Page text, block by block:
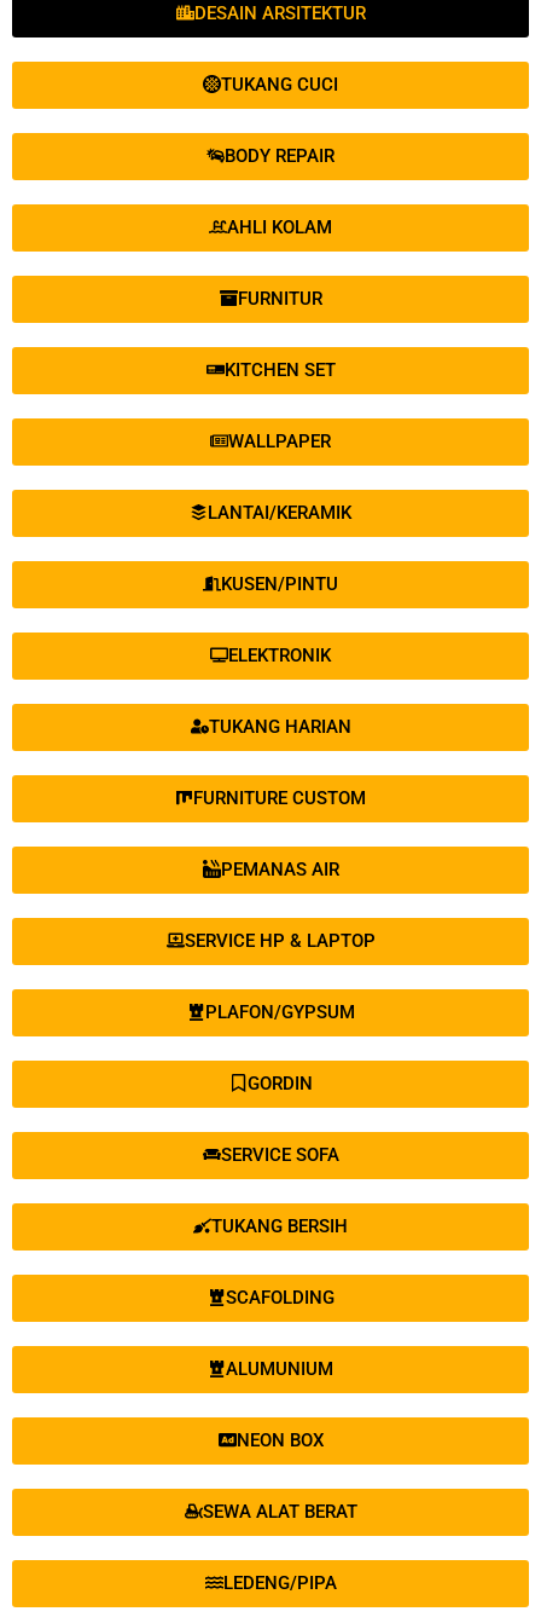
DESAIN ARSITEKTUR
TUKANG CUCI
BODY REPAIR
AHLI KOLAM
FURNITUR
KITCHEN SET
WALLPAPER
LANTAI/KERAMIK
KUSEN/PINTU
ELEKTRONIK
TUKANG HARIAN
FURNITURE CUSTOM
PEMANAS AIR
SERVICE HP & LAPTOP
PLAFON/GYPSUM
GORDIN
SERVICE SOFA
TUKANG BERSIH
SCAFOLDING
ALUMUNIUM
NEON BOX
SEWA ALAT BERAT
LEDENG/PIPA